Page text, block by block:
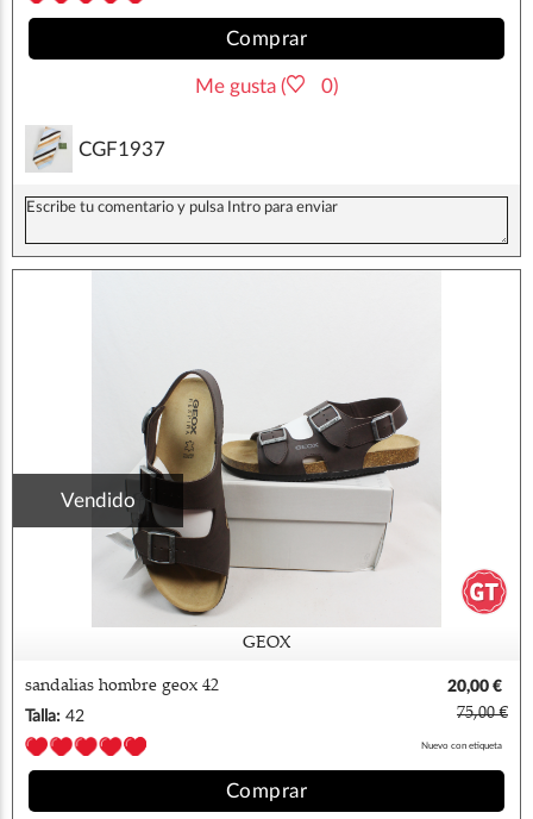
Comprar
Me gusta ( 0)
CGF1937
Vendido
GEOX
sandalias hombre geox 42
20,00 €
Talla: 42 75,00 €
Nuevo con etiqueta
Comprar